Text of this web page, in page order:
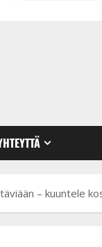
– kuuntele